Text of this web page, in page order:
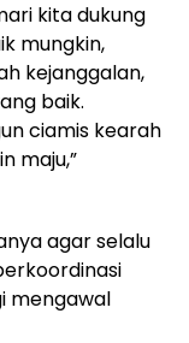
kita dukung
mungkin,
kejanggalan,
baik.
ciamis kearah
maju,”
agar selalu
mengawal